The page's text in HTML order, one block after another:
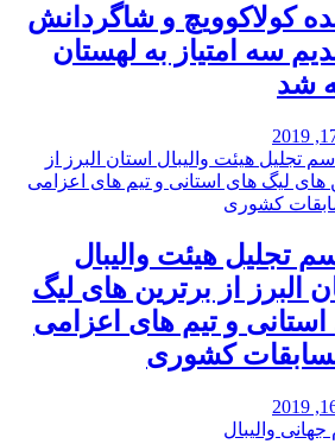
کولاکوویچ و شاگردانش
سه امتیاز به لهستان
شد
تجلیل هیئت والیبال
البرز از برترین های لیگ
و تیم های اعزامی
کشوری